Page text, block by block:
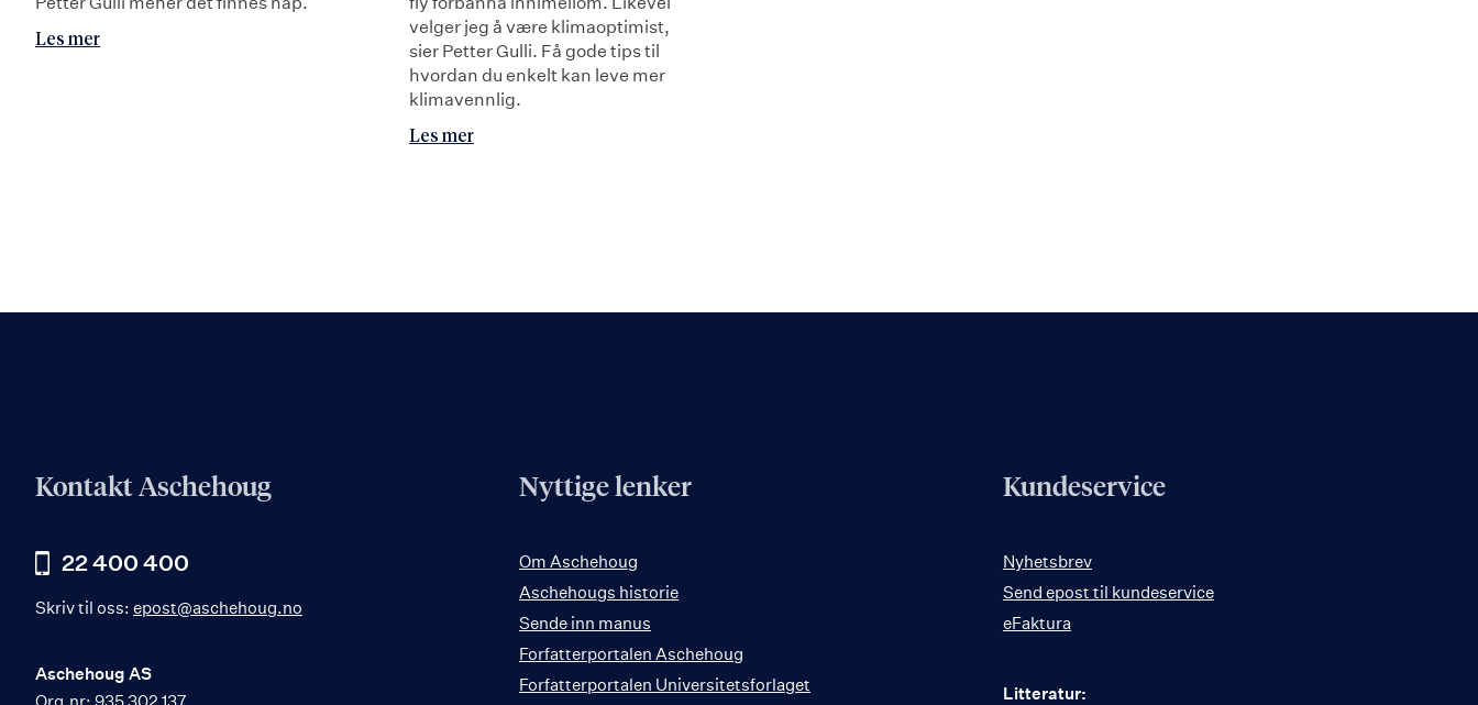
Les mer
velger jeg å være klimaoptimist,
sier Petter Gulli. Få gode tips til
hvordan du enkelt kan leve mer
klimavennlig.
Les mer
Kontakt Aschehoug
22 400 400
Skriv til oss: epost@aschehoug.no
Aschehoug AS
Nyttige lenker
Om Aschehoug
Aschehougs historie
Sende inn manus
Forfatterportalen Aschehoug
Forfatterportalen Universitetsforlaget
Kundeservice
Nyhetsbrev
Send epost til kundeservice
eFaktura
Litteratur: